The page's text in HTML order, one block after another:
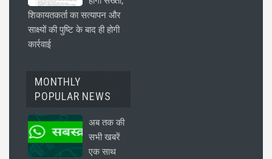
शिकायतकर्ता का सत्यापन और
साक्ष्यों की पुष्टि के बाद ही होगी
कार्रवाई
MONTHLY
POPULAR NEWS
अब तक की
सभी खबरें
एक साथ